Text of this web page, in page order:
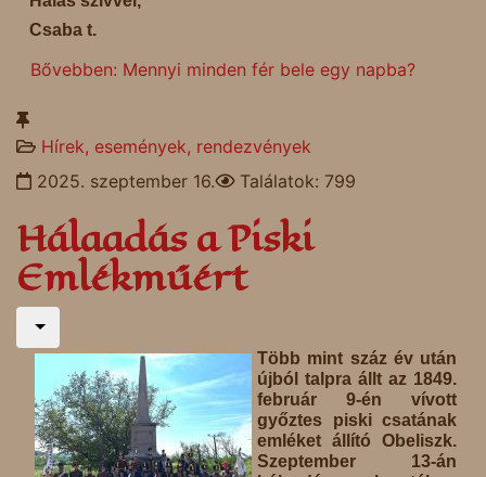
Csaba t.
Bővebben: Mennyi minden fér bele egy napba?
Hírek, események, rendezvények
2025. szeptember 16.
Találatok: 799
Hálaadás a Piski
Emlékműért
Több mint száz év után
újból talpra állt az 1849.
február 9-én vívott
győztes piski csatának
emléket állító Obeliszk.
Szeptember 13-án